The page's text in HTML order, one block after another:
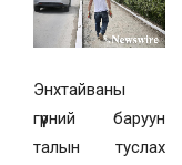
Энхтайваны
гүүрний баруун
талын туслах